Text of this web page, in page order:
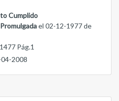
Cumplido
Promulgadael 02-12-1977 de
Pág.1
2008